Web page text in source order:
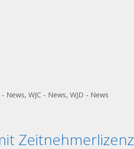
- News, WJC - News, WJD - News
Zeitnehmerlizenz